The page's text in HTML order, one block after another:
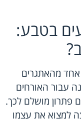
בטבע:
אחד מהאתגרים
עבור האורחים
פתרון מושלם לכך.
למצוא את עצמו